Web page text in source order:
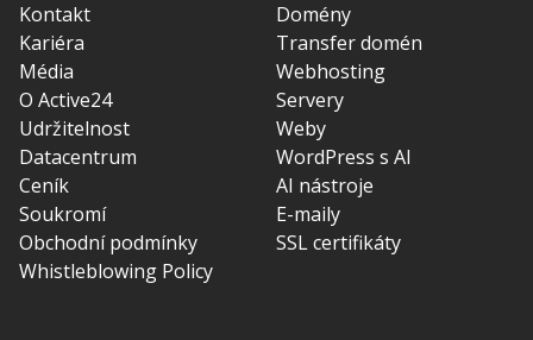
Kontakt
Kariéra
Média
O Active24
Udržitelnost
Datacentrum
Ceník
Soukromí
Obchodní podmínky
Whistleblowing Policy
Domény
Transfer domén
Webhosting
Servery
Weby
WordPress s AI
AI nástroje
E-maily
SSL certifikáty